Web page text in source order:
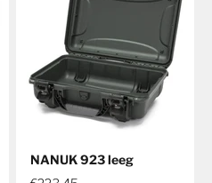
NANUK 923 leeg